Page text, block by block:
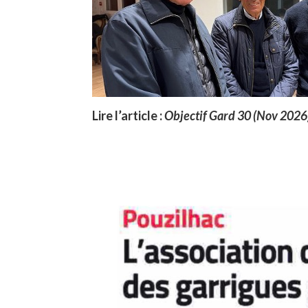
Lire l’article :Objectif Gard 30 (Nov